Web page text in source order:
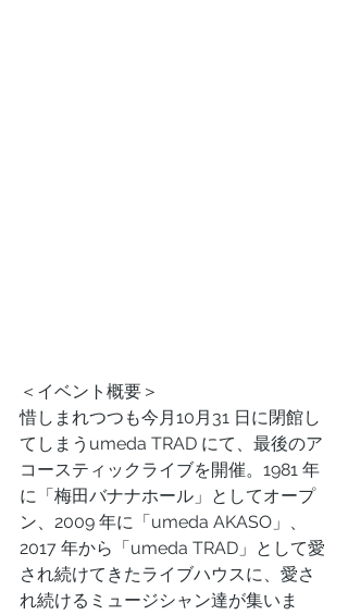
＜イベント概要＞
惜しまれつつも今月10月31 日に閉館し
てしまうumeda TRAD にて、最後のア
コースティックライブを開催。1981 年
に「梅田バナナホール」としてオープ
ン、2009 年に「umeda AKASO」、
2017 年から「umeda TRAD」として愛
され続けてきたライブハウスに、愛さ
れ続けるミュージシャン達が集いま